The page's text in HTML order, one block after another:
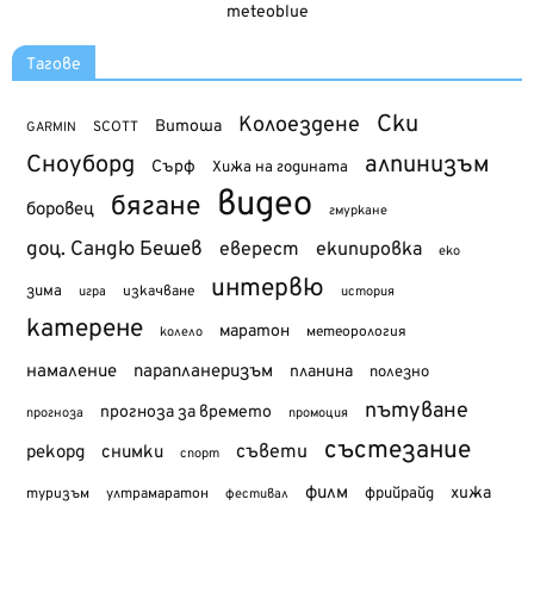
meteoblue
Тагове
GARMIN SCOTT Витоша Колоездене Ски
Сноуборд Сърф Хижа на годината алпинизъм
боровец бягане видео гмуркане
доц. Сандю Бешев еверест екипировка еко
зима игра изкачване интервю история
катерене колело маратон метеорология
намаление парапланеризъм планина полезно
прогноза прогноза за времето промоция пътуване
рекорд снимки спорт съвети състезание
туризъм ултрамаратон фестивал филм фрийрайд хижа